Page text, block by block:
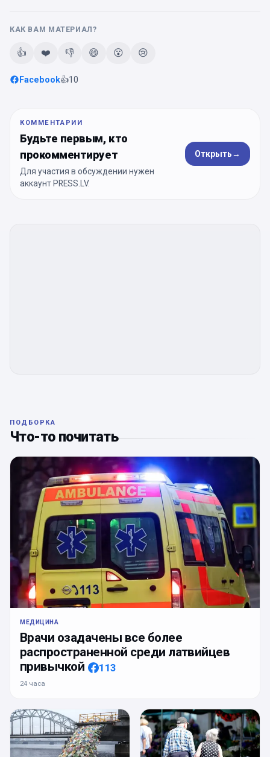
КАК ВАМ МАТЕРИАЛ?
👍 ❤️ 👎 😄 😮 😢
Facebook👍10
КОММЕНТАРИИ
Будьте первым, кто
прокомментирует
Для участия в обсуждении нужен
аккаунт PRESS.LV.
Открыть→
ПОДБОРКА
Что-то почитать
МЕДИЦИНА
Врачи озадачены все более
распространенной среди латвийцев
привычкой
113
24 часа